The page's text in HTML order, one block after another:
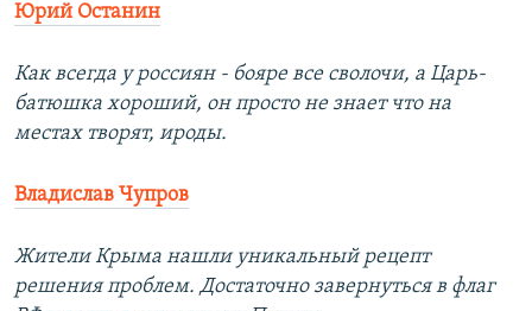
Юрий Останин
Как всегда у россиян - бояре все сволочи, а Царь-
батюшка хороший, он просто не знает что на
местах творят, ироды.
Владислав Чупров‎
Жители Крыма нашли уникальный рецепт
решения проблем. Достаточно завернуться в флаг